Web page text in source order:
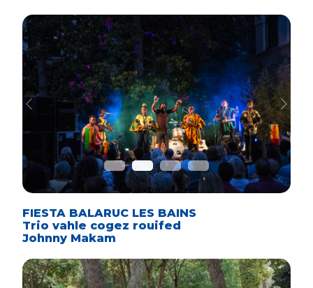
Previous Next
FIESTA BALARUC LES BAINS
Trio vahle cogez rouifed
Johnny Makam